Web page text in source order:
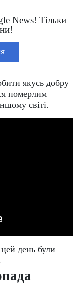
News! Тільки
якусь добру
померлим
світі.
день були